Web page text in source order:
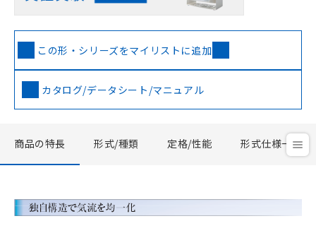
この形・シリーズをマイリストに追加
カタログ/データシート/マニュアル
商品の特長 形式/種類 定格/性能 形式仕様一覧